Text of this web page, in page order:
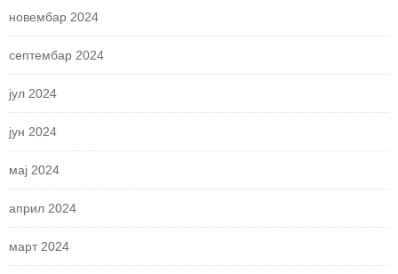
новембар 2024
септембар 2024
јул 2024
јун 2024
мај 2024
април 2024
март 2024